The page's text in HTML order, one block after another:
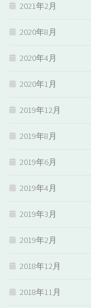
2021年2月
2020年8月
2020年4月
2020年1月
2019年12月
2019年8月
2019年6月
2019年4月
2019年3月
2019年2月
2018年12月
2018年11月